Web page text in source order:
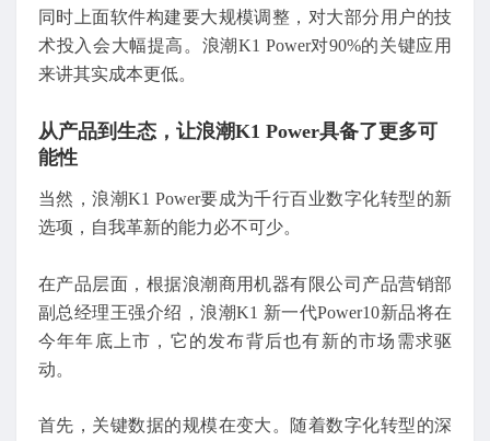
同时上面软件构建要大规模调整，对大部分用户的技
术投入会大幅提高。浪潮K1 Power对90%的关键应用
来讲其实成本更低。
从产品到生态，让浪潮K1 Power具备了更多可
能性
当然，浪潮K1 Power要成为千行百业数字化转型的新
选项，自我革新的能力必不可少。
在产品层面，根据浪潮商用机器有限公司产品营销部
副总经理王强介绍，浪潮K1 新一代Power10新品将在
今年年底上市，它的发布背后也有新的市场需求驱
动。
首先，关键数据的规模在变大。随着数字化转型的深